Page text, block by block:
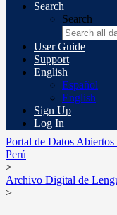
Search
Search
User Guide
Support
English
Español
English
Sign Up
Log In
Portal de Datos
Perú
>
Archivo Digital de
>